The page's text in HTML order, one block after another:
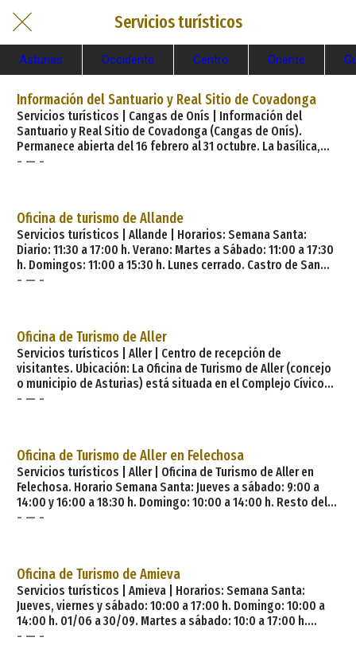
Servicios turísticos
Asturias Occidente Centro Oriente
Información del Santuario y Real Sitio de Covadonga
Servicios turísticos | Cangas de Onís | Información del
Santuario y Real Sitio de Covadonga (Cangas de Onís).
Permanece abierta del 16 febrero al 31 octubre. La basílica,
junto a la cueva donde se venera la imagen de la Santina, es
basílica está la estatua del rey Pel
- — -
Oficina de turismo de Allande
Servicios turísticos | Allande | Horarios: Semana Santa:
Diario: 11:30 a 17:00 h. Verano: Martes a Sábado: 11:00 a 17:30
h. Domingos: 11:00 a 15:30 h. Lunes cerrado. Castro de San
Chuis. Restos de la cultura castreña, situados sobre el
magníficas vistas. Santa Marí
- — -
Oficina de Turismo de Aller
Servicios turísticos | Aller | Centro de recepción de
visitantes. Ubicación: La Oficina de Turismo de Aller (concejo
o municipio de Asturias) está situada en el Complejo Cívico
Deportivo de Caborana (localidad ésta que está a 12 km de la
Horario: Lunes a Viernes: 10:
- — -
Oficina de Turismo de Aller en Felechosa
Servicios turísticos | Aller | Oficina de Turismo de Aller en
Felechosa. Horario Semana Santa: Jueves a sábado: 9:00 a
14:00 y 16:00 a 18:30 h. Domingo: 10:00 a 14:00 h. Resto del
año: Sábados de 9:00 a 14:00 y 16:00 a 18:30 h. Domingos y
Asturias. Solicitar mate
- — -
Oficina de Turismo de Amieva
Servicios turísticos | Amieva | Horarios: Semana Santa:
Jueves, viernes y sábado: 10:00 a 17:00 h. Domingo: 10:00 a
14:00 h. 01/06 a 30/09. Martes a sábado: 10:0 a 17:00 h.
Domingos: 10:30 a 13:00 h. Cerrado lunes. Amieva es un
- — -